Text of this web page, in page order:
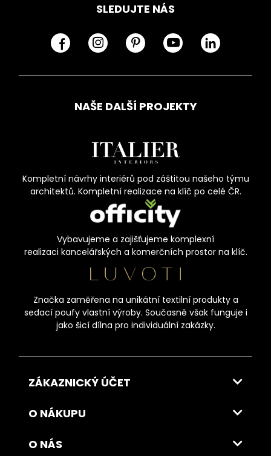
SLEDUJTE NÁS
NAŠE DALŠÍ PROJEKTY
Kompletní návrhy interiérů pod záštitou našeho týmu
architektů. Kompletní realizace na klíč po celé ČR.
Vybavujeme a zajišťujeme komplexní
realizaci kancelářských a komerčních prostor na klíč.
Značka zaměřena na unikátní textilní produkty a
sedací poufy vlastní výroby. Současně však funguje i
jako šicí dílna pro individuální zakázky.
ZÁKAZNICKÝ ÚČET
O NÁKUPU
O NÁS